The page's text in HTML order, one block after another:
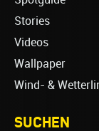
Stories
Videos
Wallpaper
Wind- &
SUCHEN